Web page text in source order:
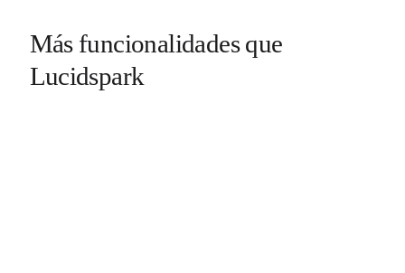
Más funcionalidades que
Lucidspark